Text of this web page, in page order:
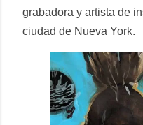
grabadora y artista de
ciudad de Nueva York.